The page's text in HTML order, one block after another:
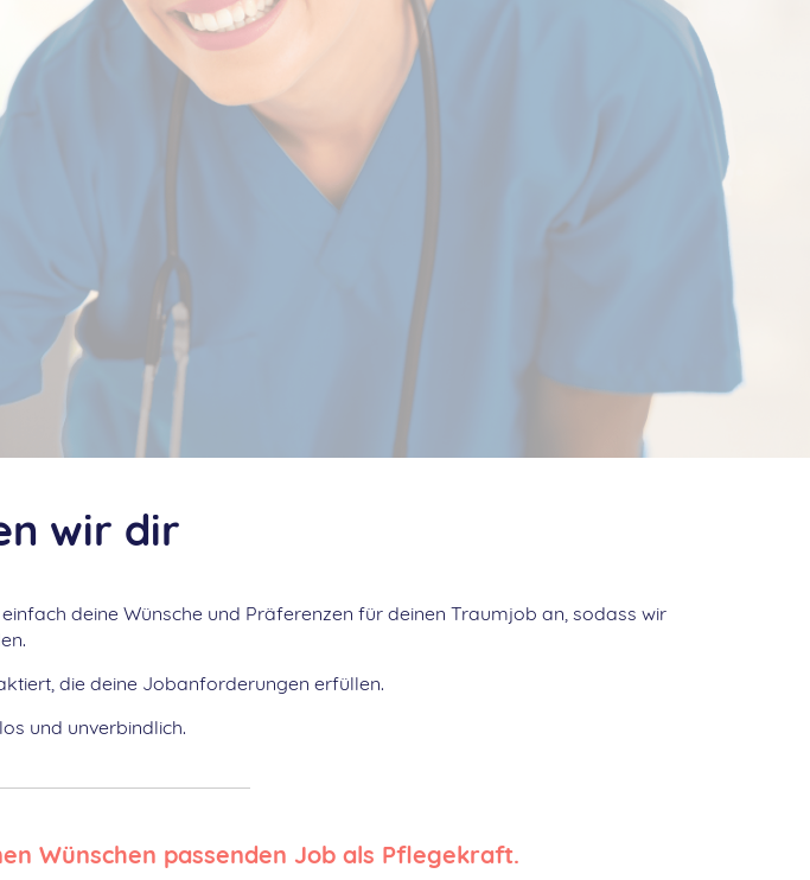
wir dir
deine Wünsche und Präferenzen für deinen Traumjob an, sodass wir
die deine Jobanforderungen erfüllen.
und unverbindlich.
Wünschen passenden Job als Pflegekraft.